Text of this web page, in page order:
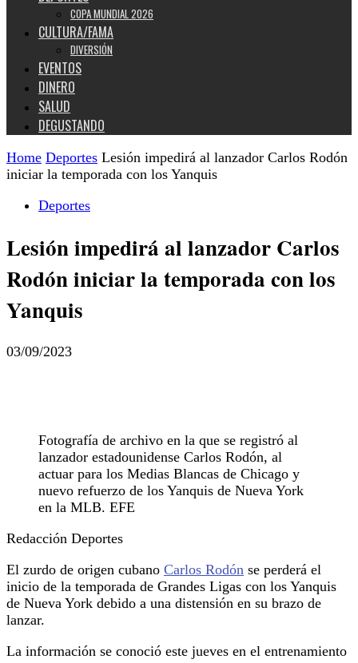
COPA MUNDIAL 2026
CULTURA/FAMA
DIVERSIÓN
EVENTOS
DINERO
SALUD
DEGUSTANDO
Home Deportes Lesión impedirá al lanzador Carlos Rodón
iniciar la temporada con los Yanquis
Deportes
Lesión impedirá al lanzador Carlos
Rodón iniciar la temporada con los
Yanquis
03/09/2023
Fotografía de archivo en la que se registró al
lanzador estadounidense Carlos Rodón, al
actuar para los Medias Blancas de Chicago y
nuevo refuerzo de los Yanquis de Nueva York
en la MLB. EFE
Redacción Deportes
El zurdo de origen cubano Carlos Rodón se perderá el
inicio de la temporada de Grandes Ligas con los Yanquis
de Nueva York debido a una distensión en su brazo de
lanzar.
La información se conoció este jueves en el entrenamiento